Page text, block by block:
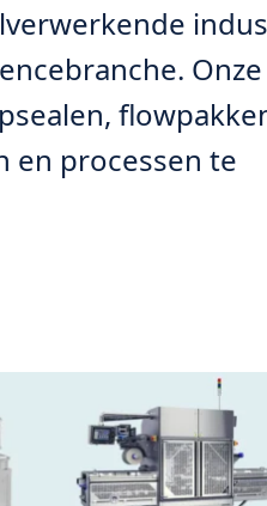
Onze
en processen te